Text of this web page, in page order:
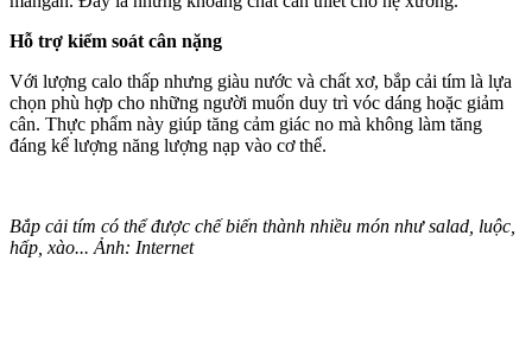
Hỗ trợ kiểm soát cân nặng
Với lượng calo thấp nhưng giàu nước và chất xơ, bắp cải tím là lựa
chọn phù hợp cho những người muốn duy trì vóc dáng hoặc giảm
cân. Thực phẩm này giúp tăng cảm giác no mà không làm tăng
đáng kể lượng năng lượng nạp vào c‌ơ th‌ể.
Bắp cải tím có thể được chế biến thành nhiều món như salad, luộc,
hấp, xào... Ảnh: Internet